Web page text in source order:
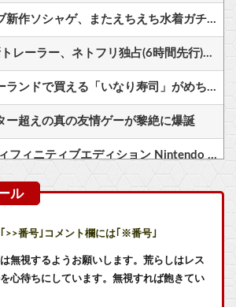
【画像】ホロライブ新作ソシャゲ、またえちえち水着ガチャｗｗ
【悲報】GTA6の新トレーラー、ネトフリ独占(6時間先行)ｗｗｗ
【画像】ディズニーランドで買える「いなり寿司」がめちゃめちゃ美味しそう
ー超えの真の友情ゲーが黎絶に爆誕
『ゼノブレイド ディフィニティブエディション Nintendo Switch 2 Edition』3,713 本
『ゼノブレイド ディフィニティブエディション Nintendo Switch 2 Edition』3,713 本
トウサギ 他
>>番号｣コメント欄には｢※番号｣
無視するようお願いします。荒らしはレス
心待ちにしています。無視すれば飽きてい